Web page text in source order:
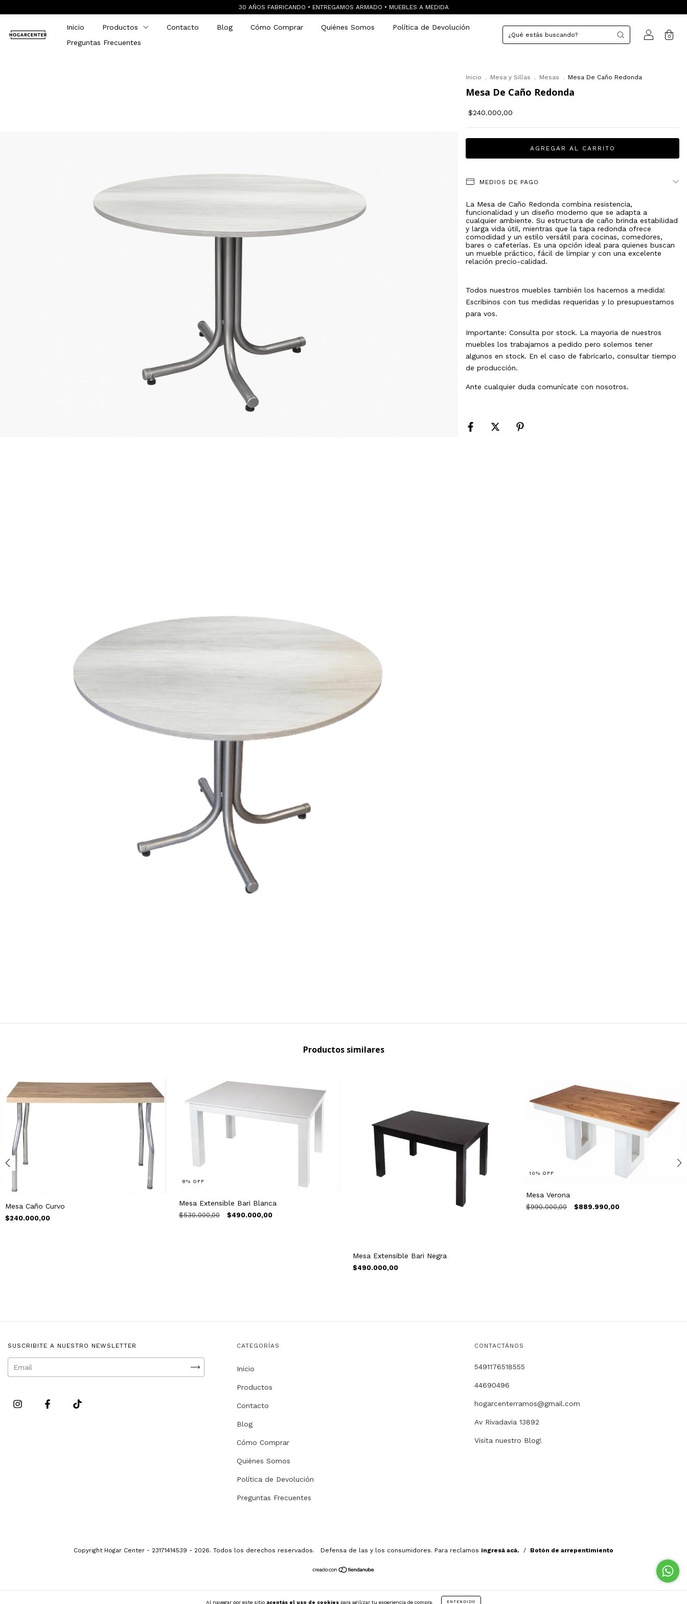
30 AÑOS FABRICANDO • ENTREGAMOS ARMADO • MUEBLES A MEDIDA
Inicio Productos Contacto Blog Cómo Comprar Quiénes Somos
Política de Devolución
Preguntas Frecuentes
0
Al navegar por este sitio aceptás el uso de cookies para agilizar tu experiencia de compra. ENTENDIDO
Inicio . Mesa y Sillas . Mesas . Mesa De Caño Redonda
Mesa De Caño Redonda
$240.000,00
MEDIOS DE PAGO
La Mesa de Caño Redonda combina resistencia,
funcionalidad y un diseño moderno que se adapta a
cualquier ambiente. Su estructura de caño brinda estabilidad
y larga vida útil, mientras que la tapa redonda ofrece
comodidad y un estilo versátil para cocinas, comedores,
bares o cafeterías. Es una opción ideal para quienes buscan
un mueble práctico, fácil de limpiar y con una excelente
relación precio-calidad.
Todos nuestros muebles también los hacemos a medida!
Escribinos con tus medidas requeridas y lo presupuestamos
para vos.
Importante: Consulta por stock. La mayoria de nuestros
muebles los trabajamos a pedido pero solemos tener
algunos en stock. En el caso de fabricarlo, consultar tiempo
de producción.
Ante cualquier duda comunícate con nosotros.
Productos similares
Mesa Caño Curvo
$240.000,00
8% OFF
Mesa Extensible Bari Blanca
$530.000,00 $490.000,00
Mesa Extensible Bari Negra
$490.000,00
10% OFF
Mesa Verona
$990.000,00 $889.990,00
SUSCRIBITE A NUESTRO NEWSLETTER CATEGORÍAS
Inicio
Productos
Contacto
Blog
Cómo Comprar
Quiénes Somos
Política de Devolución
Preguntas Frecuentes
CONTACTÁNOS
5491176518555
44690496
hogarcenterramos@gmail.com
Av Rivadavia 13892
Visita nuestro Blog!
Copyright Hogar Center - 23171414539 - 2026. Todos los derechos reservados. Defensa de las y los consumidores. Para reclamos ingresá acá. / Botón de arrepentimiento